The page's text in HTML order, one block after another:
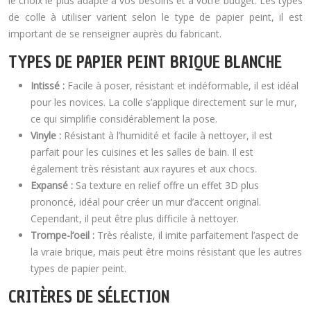
de colle à utiliser varient selon le type de papier peint, il est
important de se renseigner auprès du fabricant.
TYPES DE PAPIER PEINT BRIQUE BLANCHE
Intissé : Facile à poser, résistant et indéformable, il est idéal
pour les novices. La colle s’applique directement sur le mur,
ce qui simplifie considérablement la pose.
Vinyle : Résistant à l’humidité et facile à nettoyer, il est
parfait pour les cuisines et les salles de bain. Il est
également très résistant aux rayures et aux chocs.
Expansé : Sa texture en relief offre un effet 3D plus
prononcé, idéal pour créer un mur d’accent original.
Cependant, il peut être plus difficile à nettoyer.
Trompe-l’oeil : Très réaliste, il imite parfaitement l’aspect de
la vraie brique, mais peut être moins résistant que les autres
types de papier peint.
CRITÈRES DE SÉLECTION